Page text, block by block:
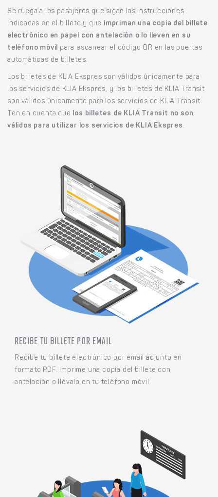
Se ruega a los pasajeros que sigan las instrucciones
indicadas en el billete y que impriman una copia del billete
electrónico en papel con antelación o lo lleven en su
teléfono móvil para escanear el código QR en las puertas
automáticas de billetes.
Los billetes de KLIA Ekspres son válidos únicamente para
los servicios de KLIA Ekspres, y los billetes de KLIA Transit
son válidos únicamente para los servicios de KLIA Transit.
Ten en cuenta que los billetes de KLIA Transit no son
válidos para utilizar los servicios de KLIA Ekspres .
RECIBE TU BILLETE POR EMAIL
Recibe tu billete electrónico por email adjunto en
formato PDF. Imprime una copia del billete con
antelación o llévalo en tu teléfono móvil.